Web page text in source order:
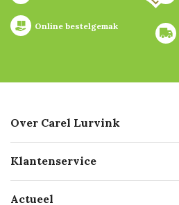
Online bestelgemak
Over Carel Lurvink
Geschiedenis
Klantenservice
Actueel